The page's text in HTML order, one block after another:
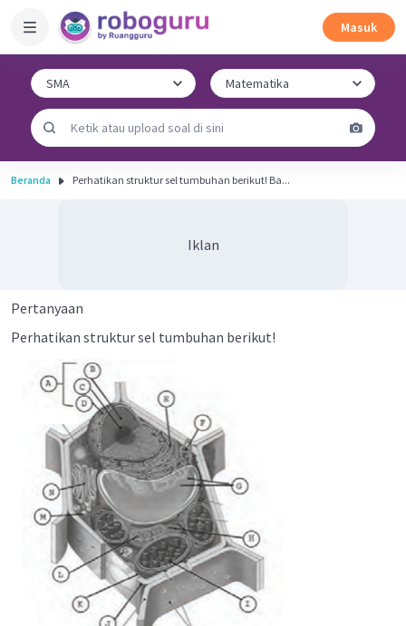
Masuk
Beranda Perhatikan struktur sel tumbuhan berikut! Ba...
Iklan
Pertanyaan
Perhatikan struktur sel tumbuhan berikut!